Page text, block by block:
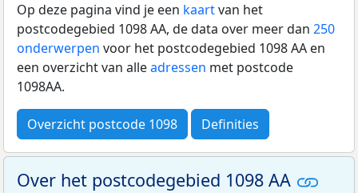
Op deze pagina vind je een kaartvan het
postcodegebied 1098 AA, de data over meer dan 250
onderwerpen voor het postcodegebied 1098 AA en
een overzicht van alleadressen met postcode
1098AA.
Overzicht postcode 1098 Definities
Over het postcodegebied 1098 AA